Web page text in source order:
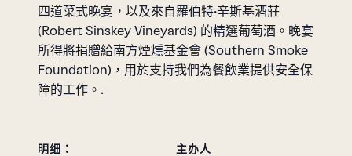
四道菜式晚宴，以及來自羅伯特·辛斯基酒莊
(Robert Sinskey Vineyards) 的精選葡萄酒。晚宴
所得將捐贈給南方煙燻基金會 (Southern Smoke
Foundation)，用於支持我們為餐飲業提供安全保
障的工作。.
明细： 主办人